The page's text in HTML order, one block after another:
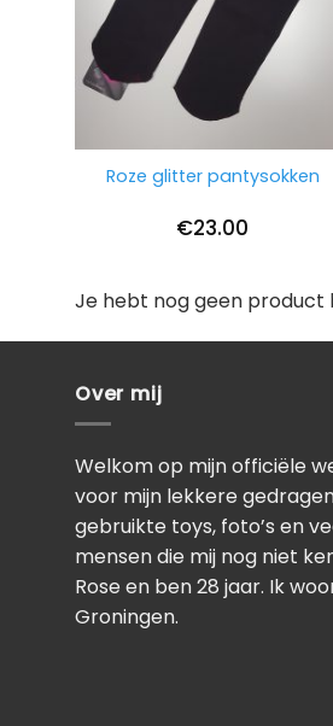
Roze glitter pantysokken
€23.00
Je hebt nog geen product
Over mij
Welkom op mijn officiële
voor mijn lekkere
gebruikte toys, foto’s en
mensen die mij nog niet
Rose en ben 28 jaar. Ik
Groningen.